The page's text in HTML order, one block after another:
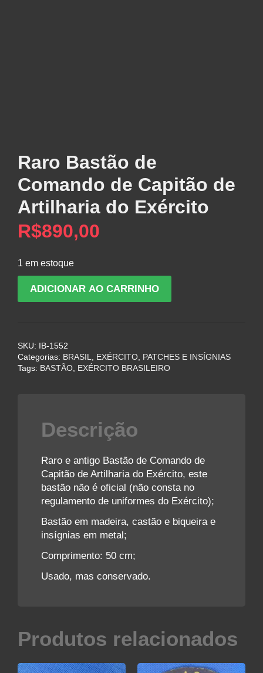
Raro Bastão de
Comando de Capitão de
Artilharia do Exército
R$890,00
1 em estoque
Bastão
Capitão
de
ADICIONAR AO CARRINHO
SKU:
IB-1552
Categorias: BRASIL, EXÉRCITO, PATCHES E INSÍGNIAS
Tags: BASTÃO, EXÉRCITO BRASILEIRO
Descrição
Raro e antigo Bastão de Comando de
Capitão de Artilharia do Exército, este
bastão não é oficial (não consta no
regulamento de uniformes do Exército);
Bastão em madeira, castão e biqueira e
insígnias em metal;
Comprimento: 50 cm;
Usado, mas conservado.
Produtos relacionados